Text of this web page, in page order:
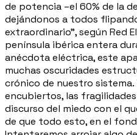
de potencia –el 60% de la
dejándonos a todos
extraordinario”, según Red
península ibérica entera
anécdota eléctrica, este
muchas oscuridades
crónico de nuestro
encubiertos, las
discurso del miedo con el
de que todo esto, en el